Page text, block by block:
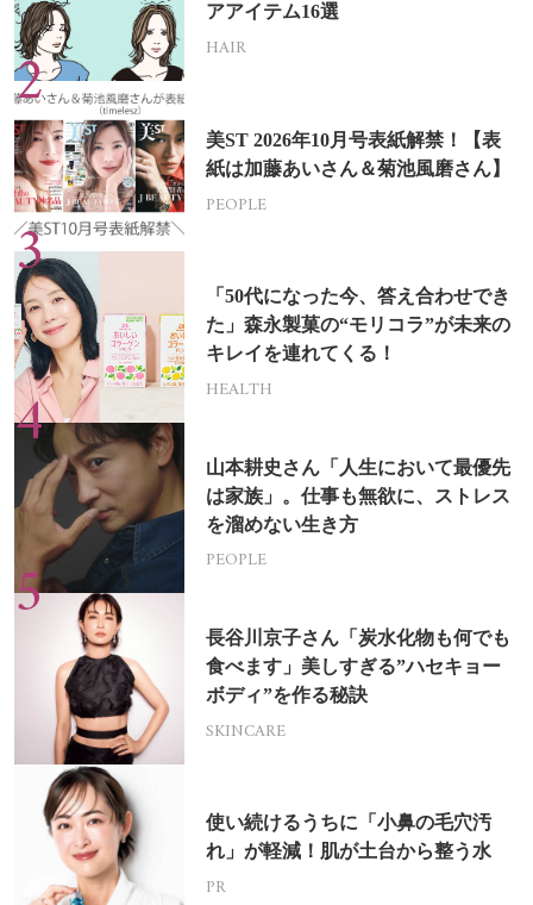
アアイテム16選
HAIR
美ST 2026年10月号表紙解禁！【表
紙は加藤あいさん＆菊池風磨さん】
PEOPLE
「50代になった今、答え合わせでき
た」森永製菓の“モリコラ”が未来の
キレイを連れてくる！
HEALTH
山本耕史さん「人生において最優先
は家族」。仕事も無欲に、ストレス
を溜めない生き方
PEOPLE
長谷川京子さん「炭水化物も何でも
食べます」美しすぎる”ハセキョー
ボディ”を作る秘訣
SKINCARE
使い続けるうちに「小鼻の毛穴汚
れ」が軽減！肌が土台から整う水
PR